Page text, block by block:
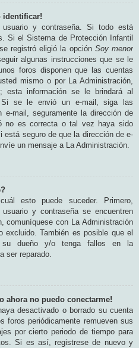
identificar!
y contraseña. Si todo está
Si el Sistema de Protección Infantil
registró eligió la opción Soy menor
algunas instrucciones que se le
foros disponen que las cuentas
mismo o por La Administración,
esta información se le brindará al
se le envió un e-mail, siga las
e-mail, seguramente la dirección de
no es correcta o tal vez haya sido
está seguro de que la dirección de e-
un mensaje a La Administración.
esto puede suceder. Primero,
y contraseña se encuentren
comuníquese con La Administración
excluido. También es posible que el
su dueño y/o tenga fallos en la
ser reparado.
ahora no puedo conectarme!
desactivado o borrado su cuenta
foros periódicamente remueven sus
por cierto periodo de tiempo para
Si es así, registrese de nuevo y